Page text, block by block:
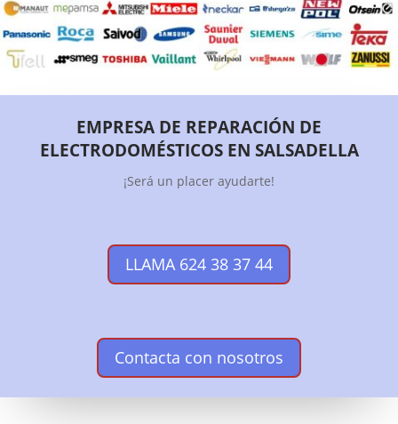
EMPRESA DE REPARACIÓN DE
ELECTRODOMÉSTICOS EN SALSADELLA
¡Será un placer ayudarte!
LLAMA 624 38 37 44
Contacta con nosotros